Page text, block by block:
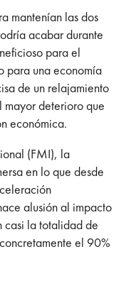
mantenían las dos
acabar durante
para el
para una economía
de un relajamiento
mayor deterioro que
económica.
(FMI), la
en lo que desde
alusión al impacto
casi la totalidad de
el 90%